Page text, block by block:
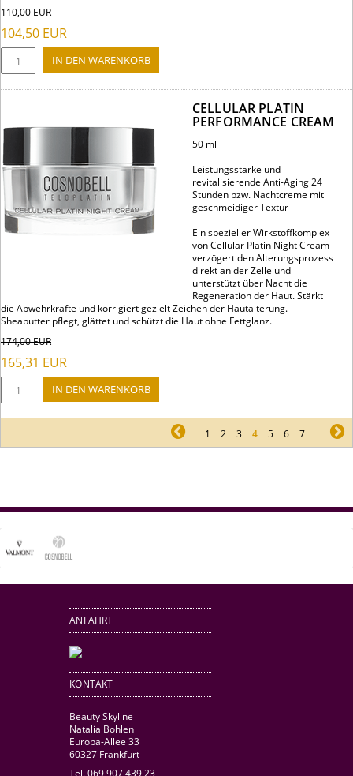
110,00EUR
104,50 EUR
CELLULAR PLATIN
PERFORMANCE CREAM
50 ml
Leistungsstarke und
revitalisierende Anti-Aging 24
Stunden bzw. Nachtcreme mit
geschmeidiger Textur
Ein spezieller Wirkstoffkomplex
von Cellular Platin Night Cream
verzögert den Alterungsprozess
direkt an der Zelle und
unterstützt über Nacht die
Regeneration der Haut. Stärkt
die Abwehrkräfte und korrigiert gezielt Zeichen der Hautalterung.
Sheabutter pflegt, glättet und schützt die Haut ohne Fettglanz.
174,00EUR
165,31 EUR
pr 1 2 3 4 5 6 7
ANFAHRT
KONTAKT
Beauty Skyline
Natalia Bohlen
Europa-Allee 33
60327 Frankfurt
Tel. 069 907 439 23